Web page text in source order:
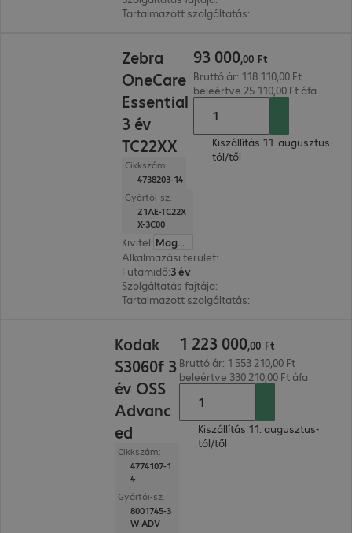
Tartalmazott szolgáltatás:
Zebra
OneCare
Essential
3 év
TC22XX
Cikkszám:
4738203-14
Gyártói-sz.
Z1AE-TC22X
X-3C00
Kivitel:
Magyar
Alkalmazási terület:
Futamidő:3 év
Szolgáltatás fajtája:
Tartalmazott szolgáltatás:
93 000,00 Ft
Bruttó ár: 118 110,00 Ft
beleértve 25 110,00 Ft áfa
Kiszállítás 11. augusztus-
tól/től
Kodak
S3060f 3
év OSS
Advanc
ed
Cikkszám:
4774107-1
4
Gyártói-sz.
8001745-3
W-ADV
1 223 000,00 Ft
Bruttó ár: 1 553 210,00 Ft
beleértve 330 210,00 Ft áfa
Kiszállítás 11. augusztus-
tól/től